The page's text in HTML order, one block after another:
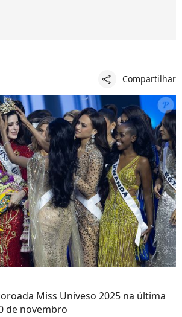
share Compartilhar
Miss Univeso 2025 na última
de novembro